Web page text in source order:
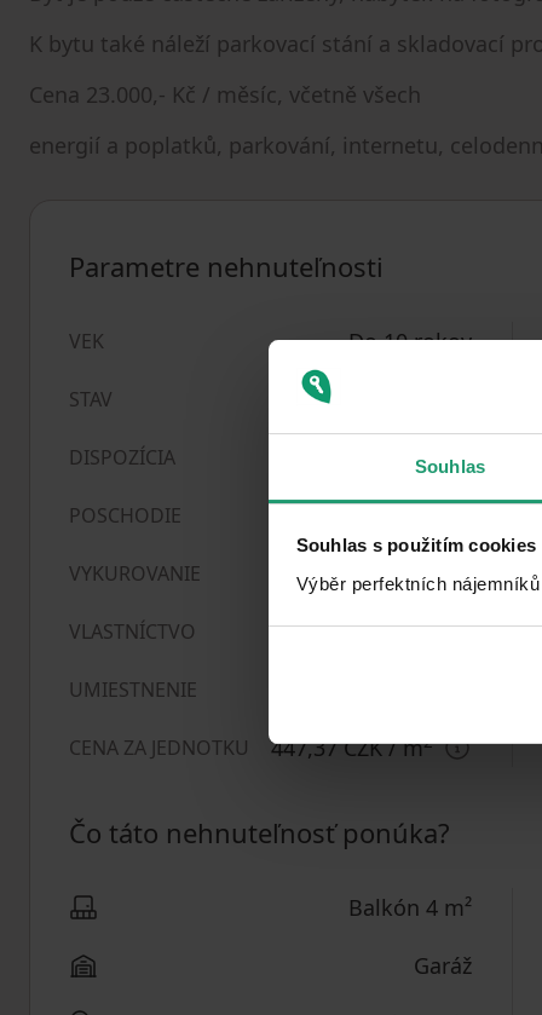
Souhlas
Souhlas s použitím cookies
Výběr perfektních
K bytu také náleží parkovací stání a skladovací
Cena 23.000,- Kč / měsíc, včetně všech
energií a poplatků, parkování, internetu,
Parametre nehnuteľnosti
VEK Do 10 rokov
STAV
DISPOZÍCIA 1+kk
POSCHODIE
VYKUROVANIE Ústredné
VLASTNÍCTVO Osobné
UMIESTNENIE
CENA ZA JEDNOTKU 447,37 CZK/ m2
Čo táto nehnuteľnosť ponúka?
Balkón 4 m²
Garáž